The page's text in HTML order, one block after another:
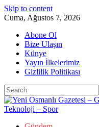
Skip to content
Cuma, Ağustos 7, 2026
Abone Ol
Bize Ulaşın
Künye
Yayın İlkelerimiz
Gizlilik Politikası